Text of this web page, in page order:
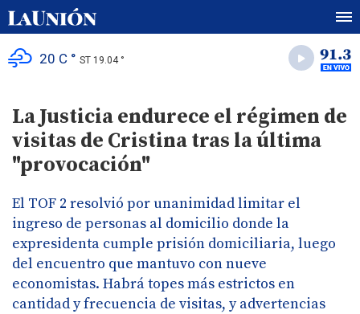
20 C ° ST 19.04 °
La Justicia endurece el régimen de
visitas de Cristina tras la última
"provocación"
El TOF 2 resolvió por unanimidad limitar el
ingreso de personas al domicilio donde la
expresidenta cumple prisión domiciliaria, luego
del encuentro que mantuvo con nueve
economistas. Habrá topes más estrictos en
cantidad y frecuencia de visitas, y advertencias